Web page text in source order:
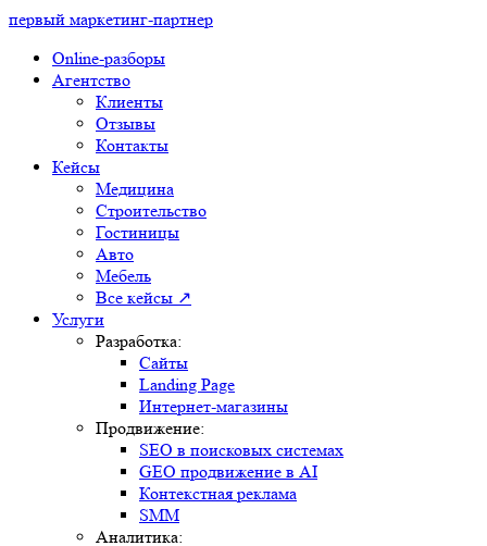
первый маркетинг-партнер
Online-разборы
Агентство
Клиенты
Отзывы
Контакты
Кейсы
Медицина
Строительство
Гостиницы
Авто
Мебель
Все кейсы ↗
Услуги
Разработка:
Сайты
Landing Page
Интернет-магазины
Продвижение:
SEO в поисковых системах
GEO продвижение в AI
Контекстная реклама
SMM
Аналитика:
Здравствуйте,
хотите, мы перезвоним
Вам за 24 секунды?
Позвоните мне!
Нажимая на кнопку "
свое согласие на обработку персональных данных
и принимаюусловия соглашения
002399
Выбрать удобное время звонка